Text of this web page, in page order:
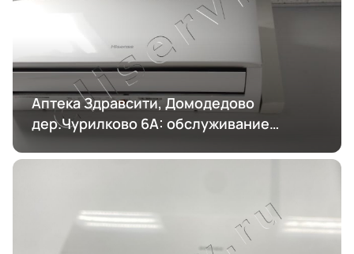
Аптека Здравсити, Домодедово
дер.Чурилково 6А: обслуживание